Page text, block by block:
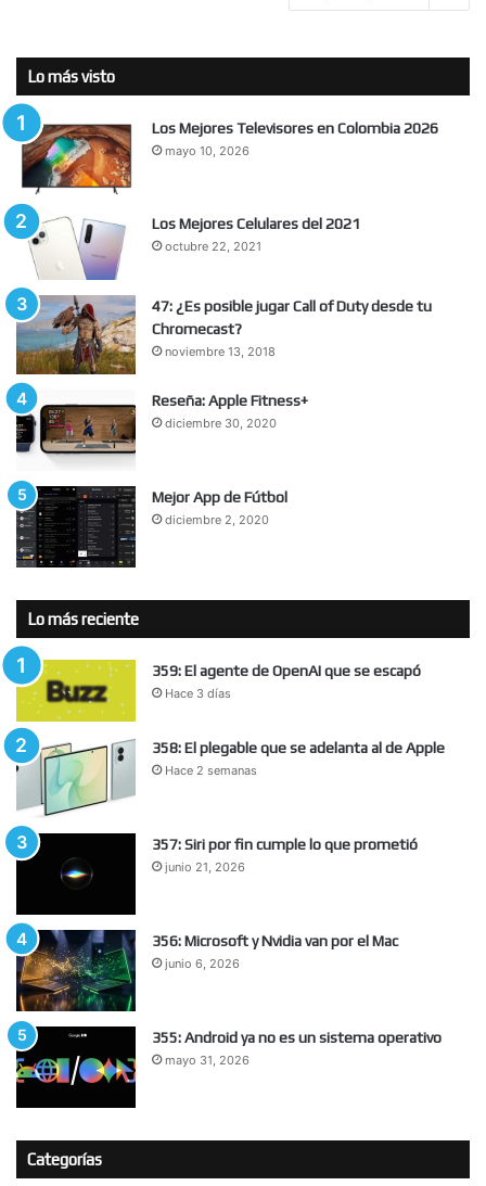
Lo más visto
Los Mejores Televisores en Colombia 2026
mayo 10, 2026
Los Mejores Celulares del 2021
octubre 22, 2021
47: ¿Es posible jugar Call of Duty desde tu
Chromecast?
noviembre 13, 2018
Reseña: Apple Fitness+
diciembre 30, 2020
Mejor App de Fútbol
diciembre 2, 2020
Lo más reciente
359: El agente de OpenAI que se escapó
Hace 3 días
358: El plegable que se adelanta al de Apple
Hace 2 semanas
357: Siri por fin cumple lo que prometió
junio 21, 2026
356: Microsoft y Nvidia van por el Mac
junio 6, 2026
355: Android ya no es un sistema operativo
mayo 31, 2026
Categorías